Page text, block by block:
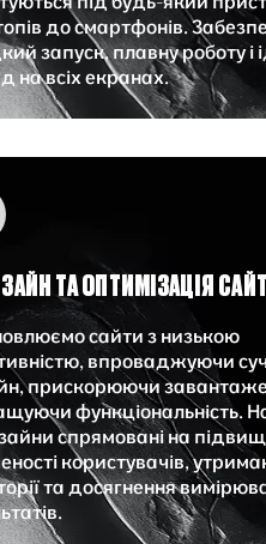
до смартфонів.
запуск, плавну роботу і
на всіх екранах.
ТА ОПТИМІЗАЦІЯ
сайти з низькою
впроваджуючи
прискорюючи
функціональність.
спрямовані на
користувачів,
та досягнення